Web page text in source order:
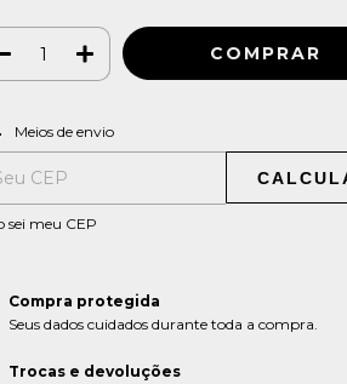
para o CEP:
Meios de envio
sei meu CEP
Compra protegida
Seus dados cuidados durante toda a compra.
Trocas e devoluções